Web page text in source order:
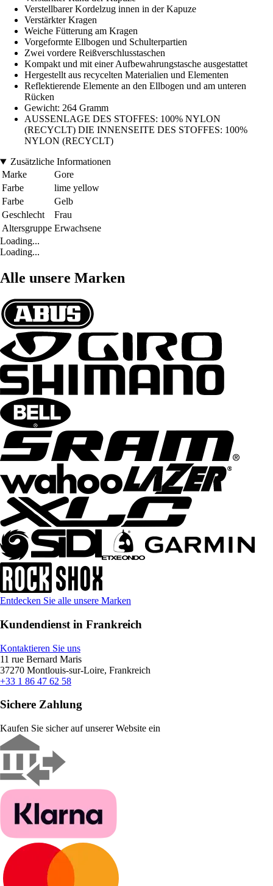
Verstellbarer Kordelzug innen in der Kapuze
Verstärkter Kragen
Weiche Fütterung am Kragen
Vorgeformte Ellbogen und Schulterpartien
Zwei vordere Reißverschlusstaschen
Kompakt und mit einer Aufbewahrungstasche ausgestattet
Hergestellt aus recycelten Materialien und Elementen
Reflektierende Elemente an den Ellbogen und am unteren
Rücken
Gewicht: 264 Gramm
AUSSENLAGE DES STOFFES: 100% NYLON
(RECYCLT) DIE INNENSEITE DES STOFFES: 100%
NYLON (RECYCLT)
Zusätzliche Informationen
Marke
Gore
Farbe
lime yellow
Farbe
Gelb
Geschlecht
Frau
Altersgruppe Erwachsene
Loading...
Loading...
Alle unsere Marken
Entdecken Sie alle unsere Marken
Kundendienst in Frankreich
Kontaktieren Sie uns
11 rue Bernard Maris
37270 Montlouis-sur-Loire, Frankreich
+33 1 86 47 62 58
Sichere Zahlung
Kaufen Sie sicher auf unserer Website ein